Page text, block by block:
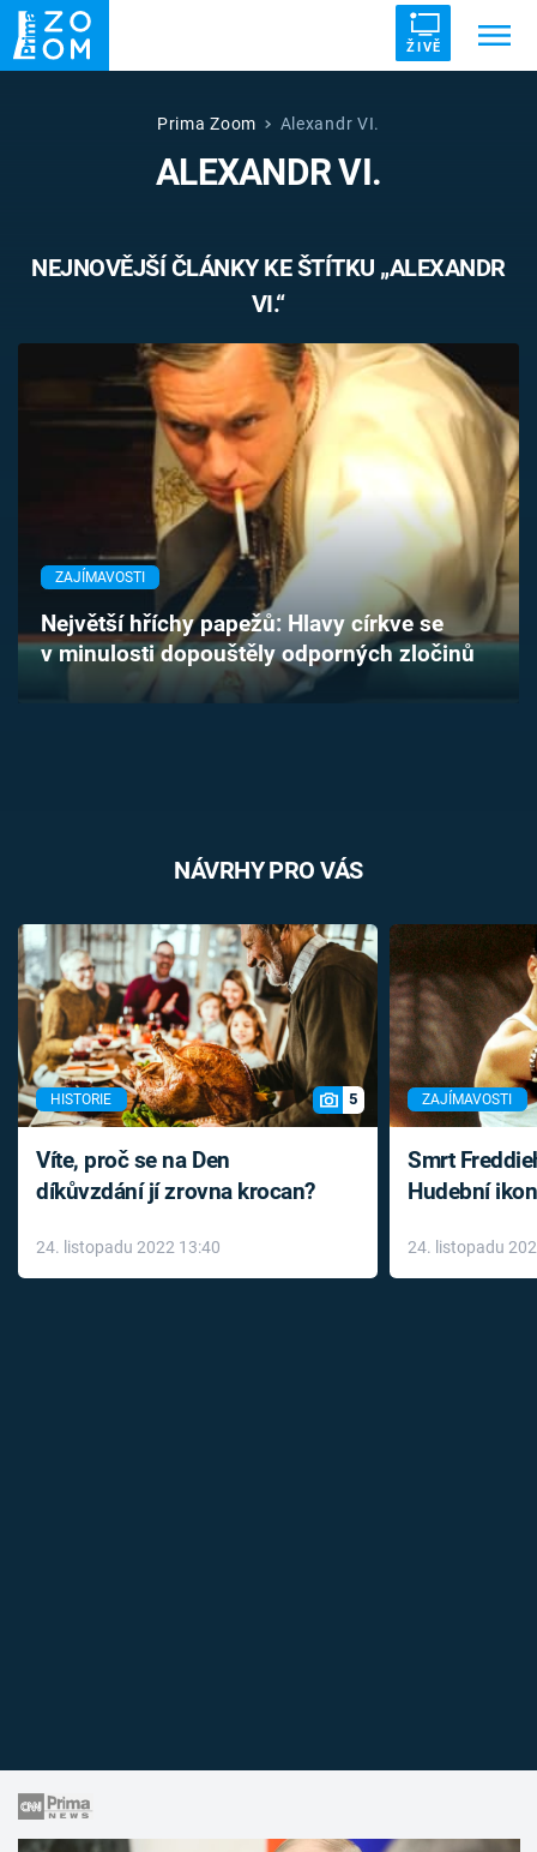
ŽIVĚ
UFO DRUHÁ SVĚTOVÁ VÁLKA
VETŘELCI DÁVNOVĚKU
Témata
TV Program
Časopis
Sledujte prima+
Přihlášení
Prima Zoom Alexandr VI.
ALEXANDR VI.
NEJNOVĚJŠÍ ČLÁNKY KE ŠTÍTKU „ALEXANDR
VI.“
ZAJÍMAVOSTI
Největší hříchy papežů: Hlavy církve se
v minulosti dopouštěly odporných zločinů
NÁVRHY PRO VÁS
HISTORIE 5
Víte, proč se na Den
díkůvzdání jí zrovna krocan?
24. listopadu 2022 13:40
ZAJÍMAVOSTI
Smrt
Hudební
léky
24. listopadu